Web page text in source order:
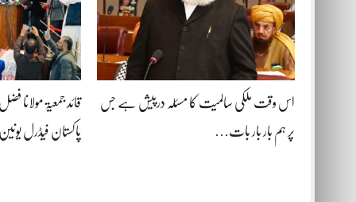
اس وقت ملکی سالمیت کا مسئلہ درپیش ہے جس
پر ہم بار بار بات…
قائد جمعیۃ مولانا
پاکستان فیڈرل